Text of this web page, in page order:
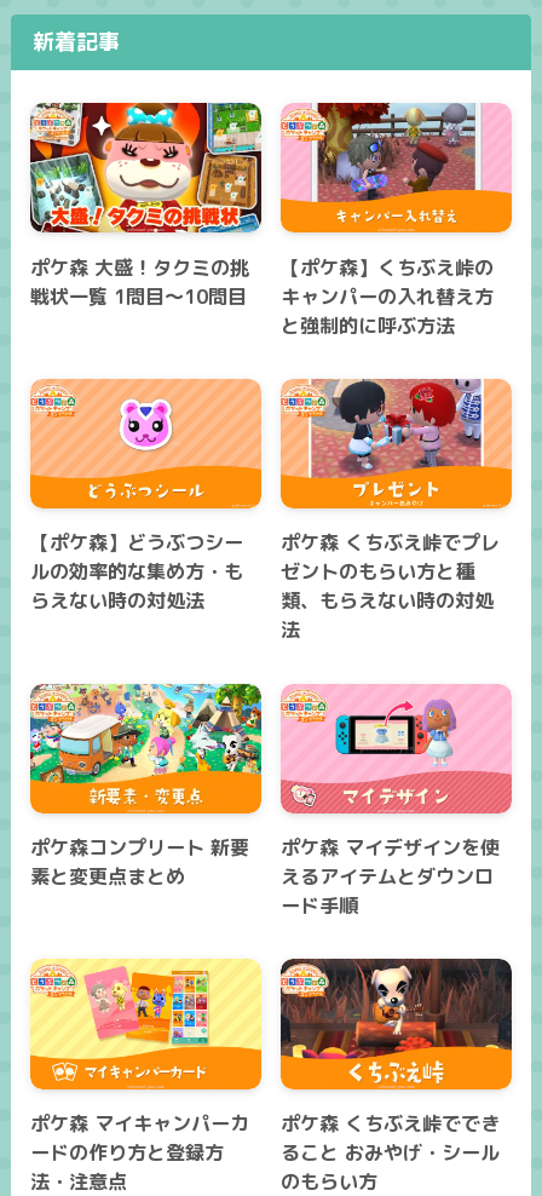
新着記事
ポケ森 大盛！タクミの挑
戦状一覧 1問目～10問目
【ポケ森】くちぶえ峠の
キャンパーの入れ替え方
と強制的に呼ぶ方法
【ポケ森】どうぶつシー
ルの効率的な集め方・も
らえない時の対処法
ポケ森 くちぶえ峠でプレ
ゼントのもらい方と種
類、もらえない時の対処
法
ポケ森コンプリート 新要
素と変更点まとめ
ポケ森 マイデザインを使
えるアイテムとダウンロ
ード手順
ポケ森 マイキャンパーカ
ードの作り方と登録方
法・注意点
ポケ森 くちぶえ峠ででき
ること おみやげ・シール
のもらい方